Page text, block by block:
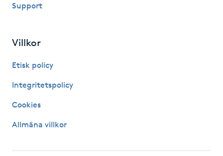
Support
Villkor
Etisk policy
Integritetspolicy
Cookies
Allmäna villkor